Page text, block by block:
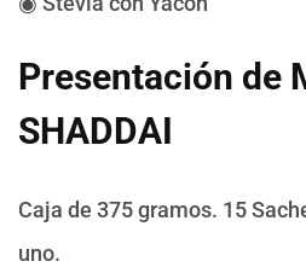
Presentación de
SHADDAI
Caja de 375 gramos. 15
uno.